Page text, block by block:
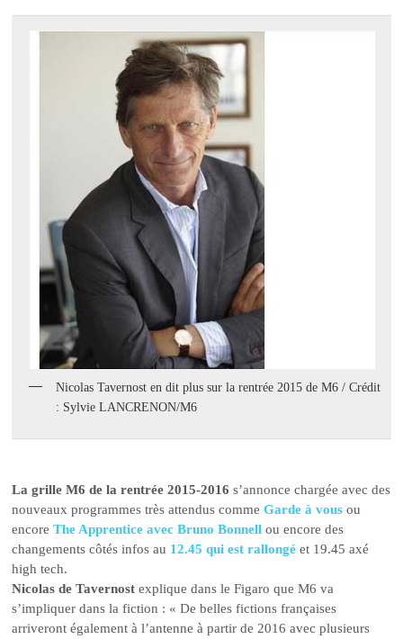
Nicolas Tavernost en dit plus sur la rentrée 2015 de M6 / Crédit
: Sylvie LANCRENON/M6
La grille M6 de la rentrée 2015-2016 s’annonce chargée avec des
nouveaux programmes très attendus commeGarde à vousou
encoreThe Apprentice avec Bruno Bonnell ou encore des
changements côtés infos au 12.45 qui est rallongé et 19.45 axé
high tech.
Nicolas de Tavernost explique dans le Figaro que M6 va
s’impliquer dans la fiction : « De belles fictions françaises
arriveront également à l’antenne à partir de 2016 avec plusieurs